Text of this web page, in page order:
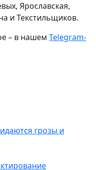
Ярославская,
и Текстильщиков.
– в нашем Telegram-
грозы и